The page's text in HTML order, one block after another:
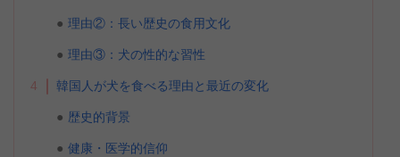
理由②：長い歴史の食用文化
理由③：犬の性的な習性
4 韓国人が犬を食べる理由と最近の変化
歴史的背景
健康・医学的信仰